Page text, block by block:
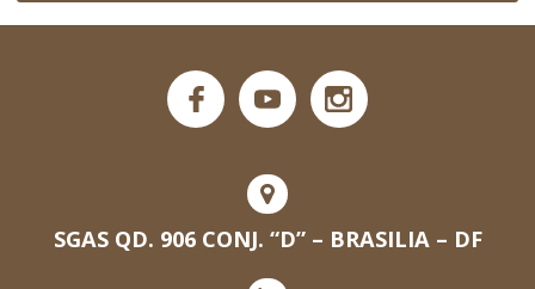
SGAS QD. 906 CONJ. “D” – BRASILIA – DF